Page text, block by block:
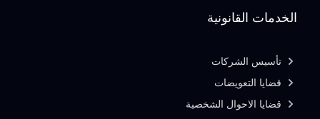
الخدمات القانونية
تأسيس الشركات
قضايا التعويضات
قضايا الاحوال الشخصية